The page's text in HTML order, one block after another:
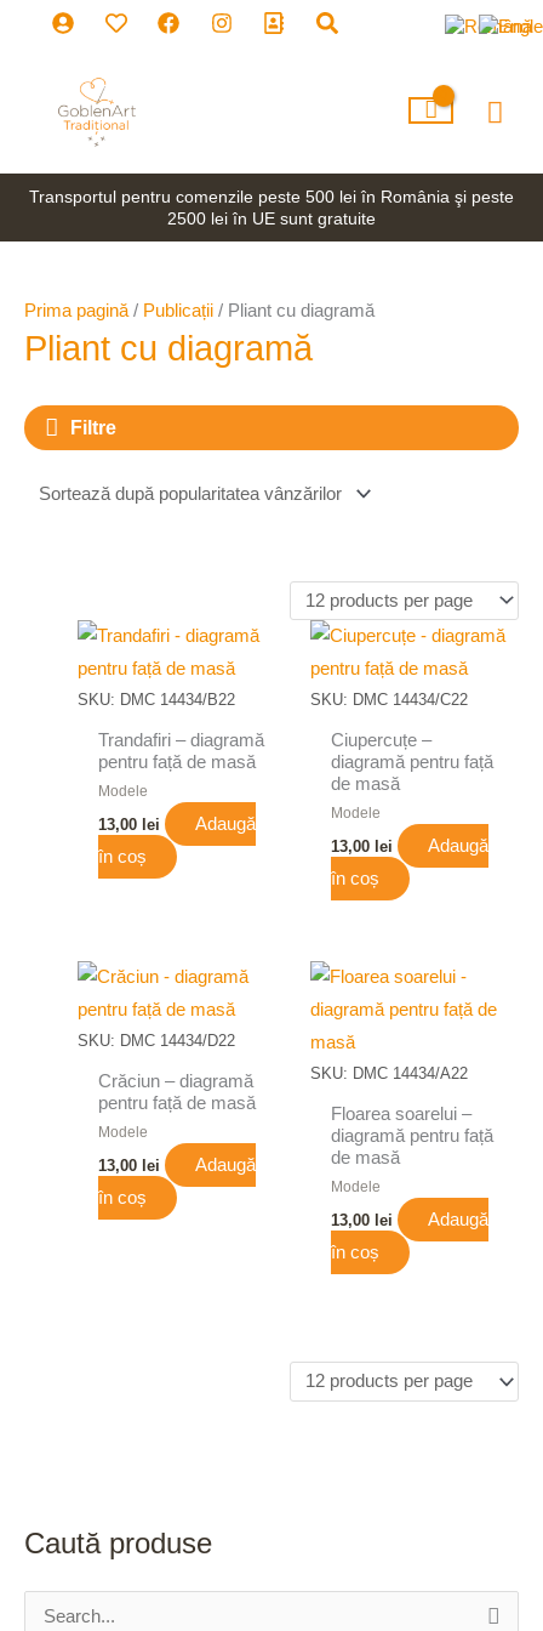
Transportul pentru comenzile peste 500 lei în România şi peste
2500 lei în UE sunt gratuite
Caută produse
P
Prima pagină / Publicații / Pliant cu diagramă
Pliant cu diagramă
Filtre
SKU: DMC 14434/B22
Trandafiri – diagramă
pentru față de masă
Modele
13,00 lei
Adaugă
în coș
SKU: DMC 14434/C22
Ciupercuțe –
diagramă pentru față
de masă
Modele
13,00 lei
Adaugă
în coș
SKU: DMC 14434/D22
Crăciun – diagramă
pentru față de masă
Modele
13,00 lei
Adaugă
în coș
SKU: DMC 14434/A22
Floarea soarelui –
diagramă pentru față
de masă
Modele
13,00 lei
Adaugă
în coș